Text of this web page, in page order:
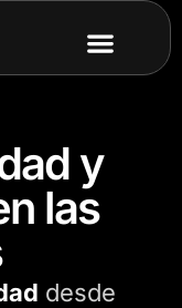
y
las
desde